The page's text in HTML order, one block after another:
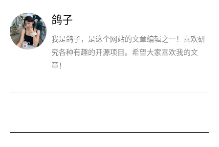
鸽子
我是鸽子，是这个网站的文章编辑之一！喜欢研
究各种有趣的开源项目。希望大家喜欢我的文
章！